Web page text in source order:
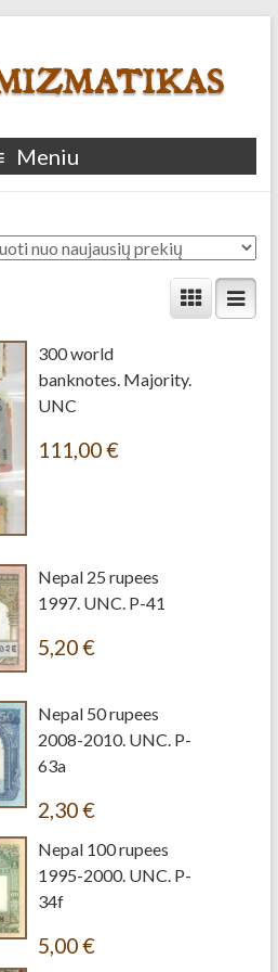
Meniu
300 world
banknotes. Majority.
UNC
111,00€
Nepal 25 rupees
1997. UNC. P-41
5,20€
Nepal 50 rupees
2008-2010. UNC. P-
63a
2,30€
Nepal 100 rupees
1995-2000. UNC. P-
34f
5,00€